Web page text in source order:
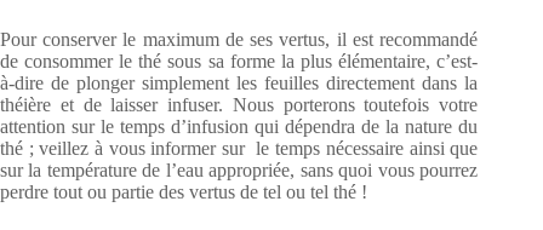
Pour conserver le maximum de ses vertus, il est recommandé
de consommer le thé sous sa forme la plus élémentaire, c’est-
à-dire de plonger simplement les feuilles directement dans la
théière et de laisser infuser. Nous porterons toutefois votre
attention sur le temps d’infusion qui dépendra de la nature du
thé ; veillez à vous informer sur le temps nécessaire ainsi que
sur la température de l’eau appropriée, sans quoi vous pourrez
perdre tout ou partie des vertus de tel ou tel thé !